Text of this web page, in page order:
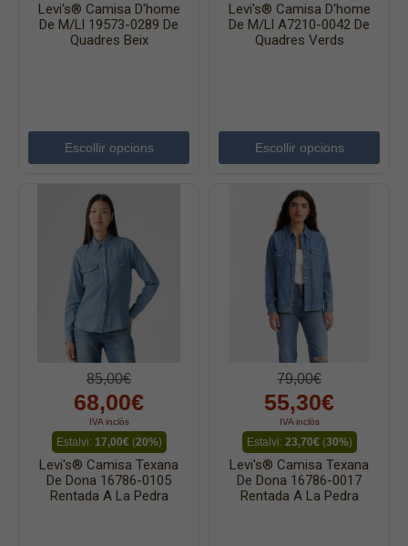
Levi's® Camisa D'home
De M/ll 19573-0289 De
Quadres Beix
Escollir opcions
Levi's® Camisa D'home
De M/ll A7210-0042 De
Quadres Verds
Escollir opcions
85,00€
68,00€
IVA inclòs
Estalvi: 17,00€(20%)
Levi's® Camisa Texana
De Dona 16786-0105
Rentada A La Pedra
79,00€
55,30€
IVA inclòs
Estalvi: 23,70€(30%)
Levi's® Camisa Texana
De Dona 16786-0017
Rentada A La Pedra